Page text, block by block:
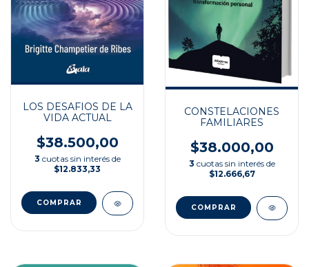
LOS DESAFIOS DE LA
VIDA ACTUAL
$38.500,00
3 cuotas sin interés de
$12.833,33
CONSTELACIONES
FAMILIARES
$38.000,00
3 cuotas sin interés de
$12.666,67